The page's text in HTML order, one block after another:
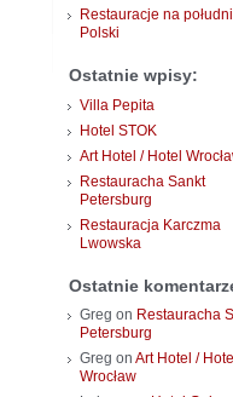
Restauracje na
Polski
Ostatnie wpisy:
Villa Pepita
Hotel STOK
Art Hotel / Hotel
Restauracha Sankt
Petersburg
Restauracja Karczma
Lwowska
Ostatnie
Greg on Restauracha
Petersburg
Greg on Art Hotel /
Wrocław